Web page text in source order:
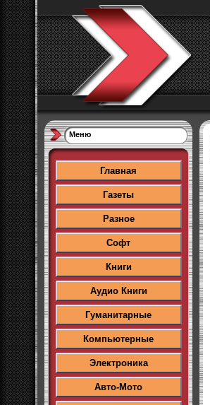
Меню
Главная
Газеты
Разное
Софт
Книги
Аудио Книги
Гуманитарные
Компьютерные
Электроника
Авто-Мото